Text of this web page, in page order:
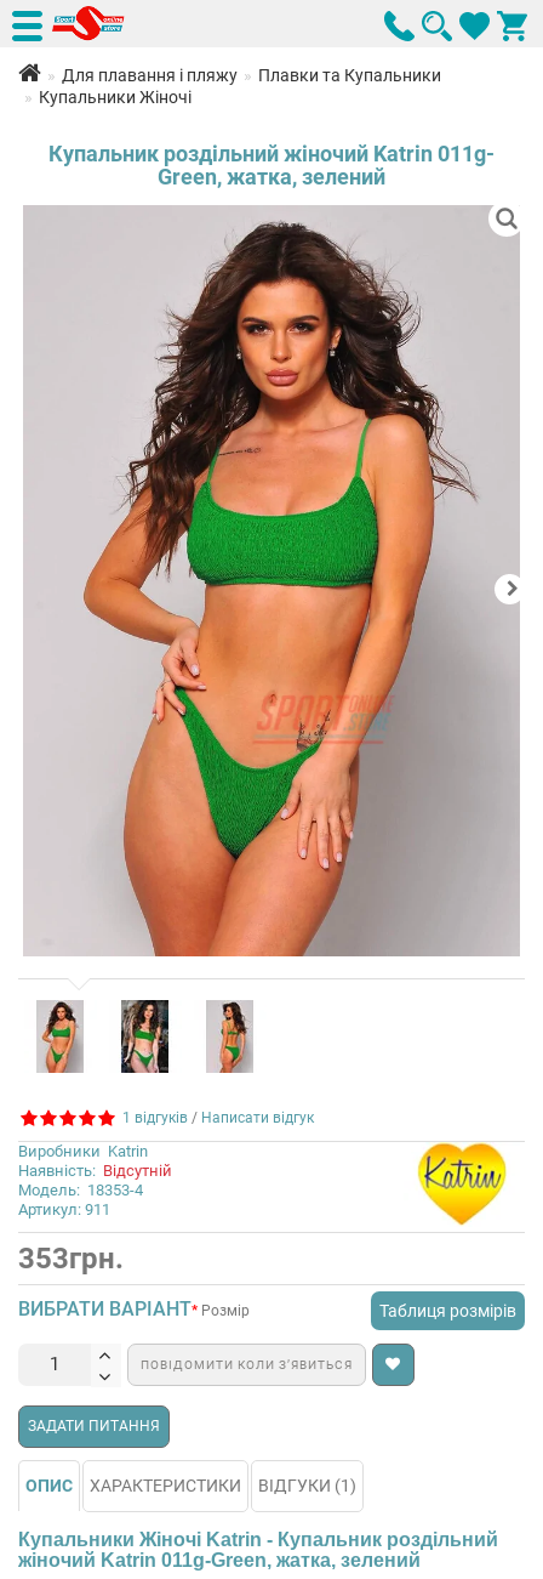
Для плавання і пляжу
Плавки та Купальники
Купальники Жіночі
Купальник роздільний жіночий Katrin 011g-
Green, жатка, зелений
1 відгуків / Написати відгук
Виробники Katrin
Наявність: Відсутній
Модель: 18353-4
Артикул: 911
353грн.
ВИБРАТИ ВАРІАНТ Таблиця розмірів
Розмір
ПОВІДОМИТИ КОЛИ З’ЯВИТЬСЯ
ЗАДАТИ ПИТАННЯ
ОПИС ХАРАКТЕРИСТИКИ ВІДГУКИ (1)
Купальники Жіночі Katrin - Купальник роздільний
жіночий Katrin 011g-Green, жатка, зелений